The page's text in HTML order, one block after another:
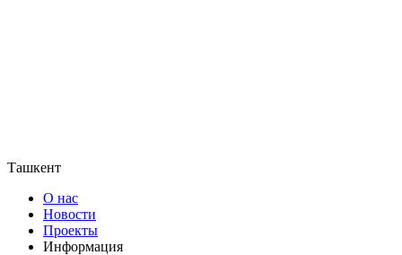
Ташкент
О нас
Новости
Проекты
Информация